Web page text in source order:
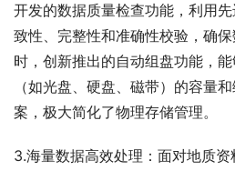
开发的数据质量检查功能，利用
致性、完整性和准确性校验，确
时，创新推出的自动组盘功能，
（如光盘、硬盘、磁带）的容量
案，极大简化了物理存储管理。
3.海量数据高效处理：面对地质资